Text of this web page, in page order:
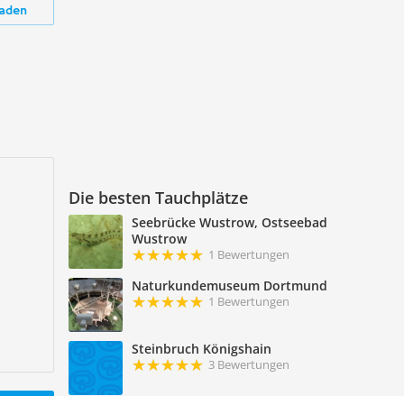
Die besten Tauchplätze
Seebrücke Wustrow, Ostseebad
Wustrow
1 Bewertungen
Naturkundemuseum Dortmund
1 Bewertungen
Steinbruch Königshain
3 Bewertungen